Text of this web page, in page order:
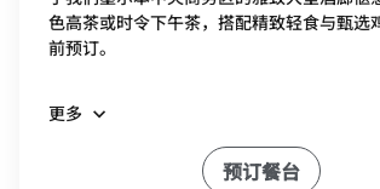
色高茶或时令下午茶，搭配精致轻食与甄选
前预订。
更多
预订餐台